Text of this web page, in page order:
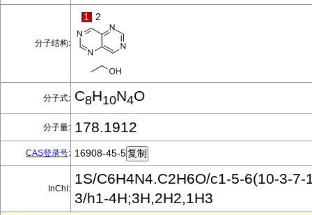
分子结构:
1 2
分子式: C8H10N4O
分子量: 178.1912
CAS登录号: 16908-45-5
InChI:
1S/C6H4N4.C2H6O/c1-5-6(10-3-7-
3/h1-4H;3H,2H2,1H3